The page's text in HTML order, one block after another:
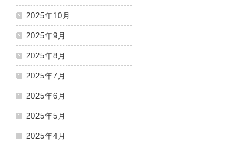
2025年10月
2025年9月
2025年8月
2025年7月
2025年6月
2025年5月
2025年4月